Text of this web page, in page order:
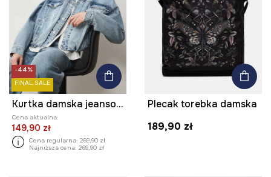
-44%
FINAL SALE
Kurtka damska jeansowa
Cena aktualna:
149,90 zł
Cena regularna: 269,90 zł
Najniższa cena: 269,90 zł
Plecak torebka damska
189,90 zł